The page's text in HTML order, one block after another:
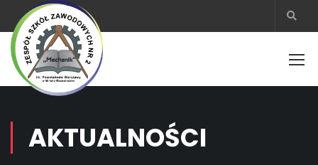
AKTUALNOŚCI